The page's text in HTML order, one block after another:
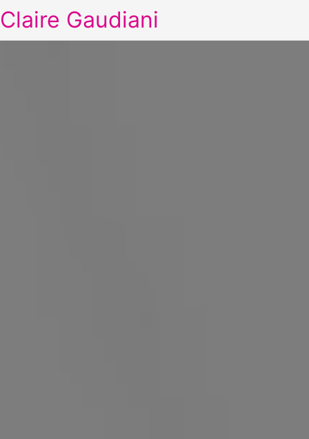
Claire Gaudiani